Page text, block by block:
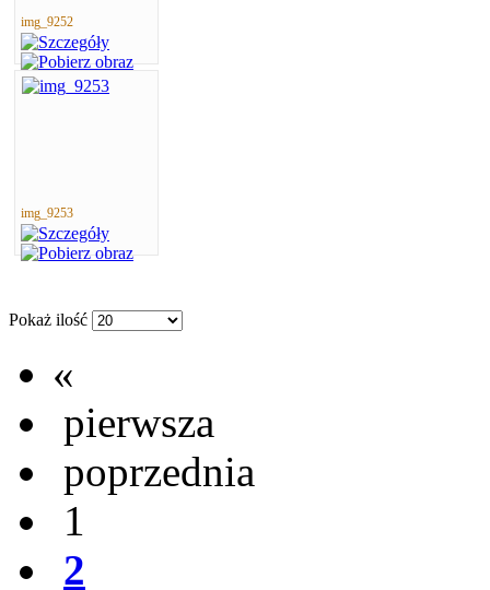
img_9252
img_9253
Pokaż ilość
«
pierwsza
poprzednia
1
2